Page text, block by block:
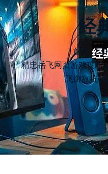
经
首页
精忠岳飞网页游戏攻略
飞御敌抗